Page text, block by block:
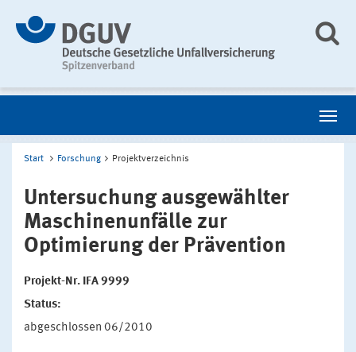
Start Forschung Projektverzeichnis
Untersuchung ausgewählter
Maschinenunfälle zur
Optimierung der Prävention
Projekt-Nr. IFA 9999
Status:
abgeschlossen 06/2010